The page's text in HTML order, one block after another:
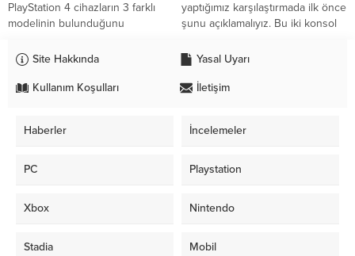
PlayStation 4 cihazların 3 farklı
modelinin bulunduğunu
sonradan detaylıca inceleyeceğiz.
yaptığımız karşılaştırmada ilk önce
şunu açıklamalıyız. Bu iki konsol
Pro...
Site Hakkında Yasal Uyarı
Kullanım Koşulları İletişim
Haberler İncelemeler
PC Playstation
Xbox Nintendo
Stadia Mobil